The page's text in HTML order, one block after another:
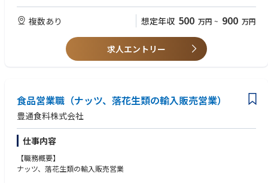
【求める人物像】
■売り切りではなく、顧客課題にあったソリューション提案／コンサルテ
ィングを志向する方
複数あり 想定年収 500 万円 ~ 900 万円
求人エントリー
食品営業職（ナッツ、落花生類の輸入販売営業）
豊通食料株式会社
仕事内容
【職務概要】
ナッツ、落花生類の輸入販売営業